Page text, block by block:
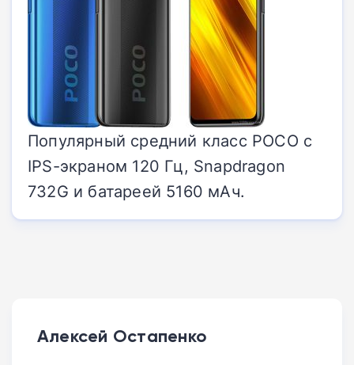
Популярный средний класс POCO с
IPS-экраном 120 Гц, Snapdragon
732G и батареей 5160 мАч.
Алексей Остапенко